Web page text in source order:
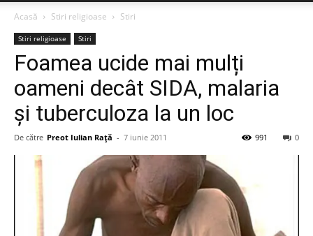
Acasă
Stiri religioase Stiri
Stiri religioase Stiri
Foamea ucide mai mulți
oameni decât SIDA, malaria
și tuberculoza la un loc
De către Preot Iulian Raţă - 7 iunie 2011 0
991